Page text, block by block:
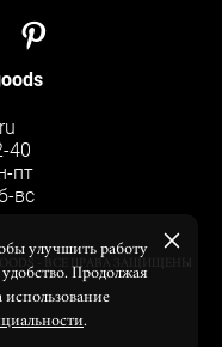
40
пт
вс
- ВСЕ ПРАВА ЗАЩИЩЕНЫ
улучшить работу
Продолжая
использование
.